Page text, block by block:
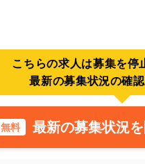
こちらの求人は募集を停
最新の募集状況の確認
無料 最新の募集状況